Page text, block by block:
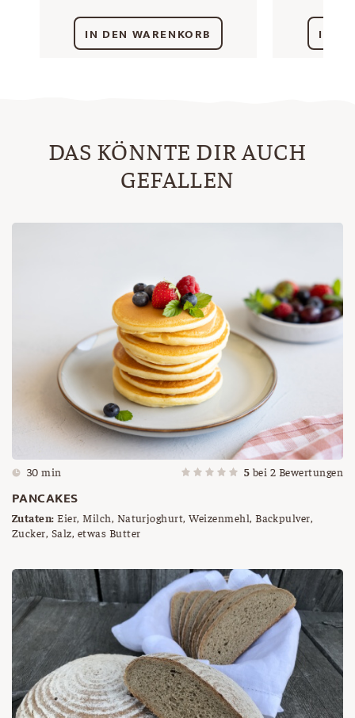
IN DEN WARENKORB IN
DAS KÖNNTE DIR AUCH
GEFALLEN
30 min 5 bei 2 Bewertungen
PANCAKES
Zutaten: Eier, Milch, Naturjoghurt, Weizenmehl, Backpulver,
Zucker, Salz, etwas Butter